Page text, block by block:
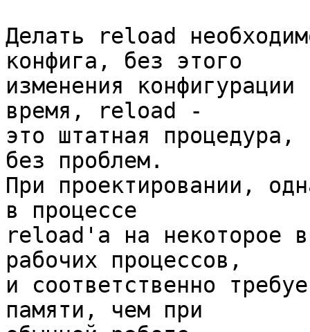
Делать reload
конфига, без этого
изменения
время, reload -
это штатная процедура,
без проблем.
При проектировании,
в процессе
reload'а на некоторое
рабочих процессов,
и соответственно
памяти, чем при